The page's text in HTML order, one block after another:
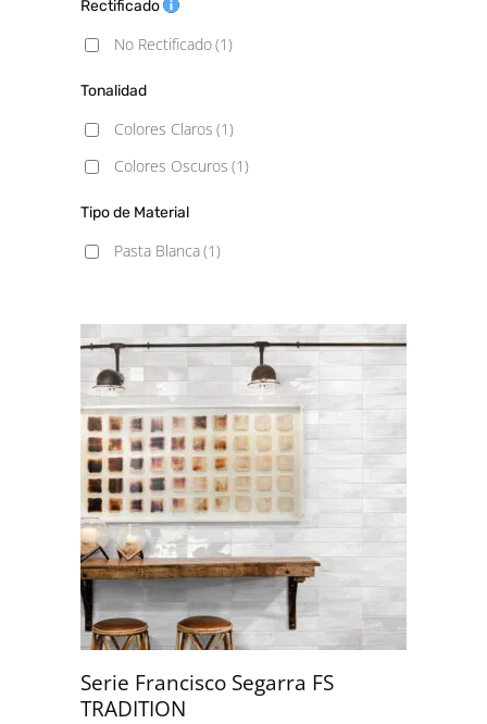
Rectificado
No Rectificado(1)
Tonalidad
Colores Claros (1)
Colores Oscuros (1)
Tipo de Material
Pasta Blanca(1)
Serie Francisco Segarra FS
TRADITION